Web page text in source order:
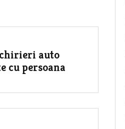
auto
cu persoana